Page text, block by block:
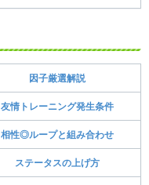
因子厳選解説
友情トレーニング発生条件
相性◎ループと組み合わせ
ステータスの上げ方